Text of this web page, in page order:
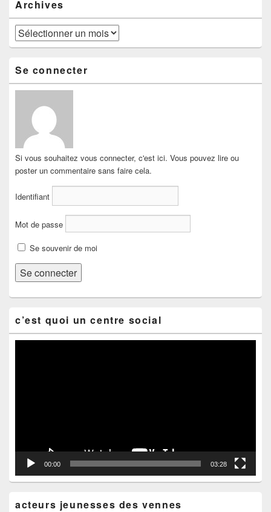
Archives
Archives
Se connecter
Si vous souhaitez vous connecter, c'est ici. Vous pouvez lire ou
poster un commentaire sans faire cela.
Identifiant
Mot de passe
Se souvenir de moi
c’est quoi un centre social
00:00 03:28
acteurs jeunesses des vennes